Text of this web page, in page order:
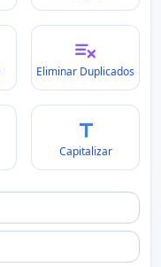
Eliminar Duplicados
Capitalizar